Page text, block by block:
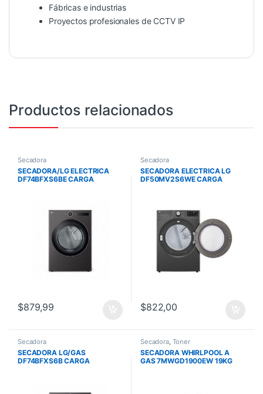
Fábricas e industrias
Proyectos profesionales de CCTV IP
Productos relacionados
Secadora
SECADORA/LG ELECTRICA
DF74BFXS6BE CARGA
$879,99
Secadora
SECADORA ELECTRICA LG
DF50MV2S6WE CARGA
$822,00
Secadora
SECADORA LG/GAS
DF74BFXS6B CARGA
Secadora, Toner
SECADORA WHIRLPOOL A
GAS 7MWGD1900EW 19KG